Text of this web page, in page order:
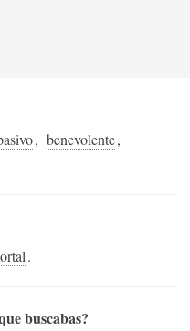
, benevolente,
.
buscabas?